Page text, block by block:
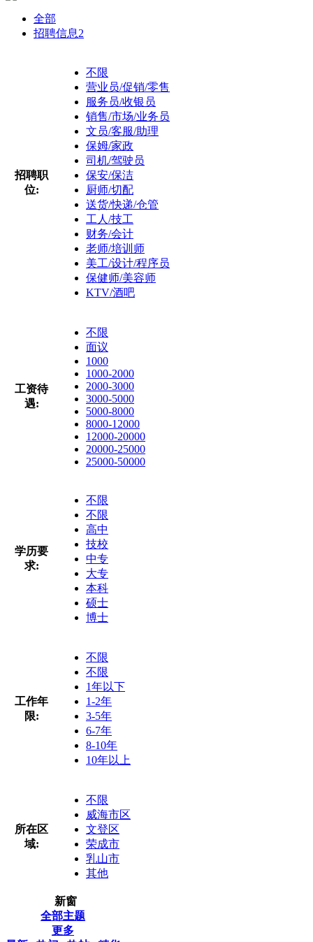
全部
招聘信息2
招聘职
位:
不限
营业员/促销/零售
服务员/收银员
销售/市场/业务员
文员/客服/助理
保姆/家政
司机/驾驶员
保安/保洁
厨师/切配
送货/快递/仓管
工人/技工
财务/会计
老师/培训师
美工/设计/程序员
保健师/美容师
KTV/酒吧
工资待
遇:
不限
面议
1000
1000-2000
2000-3000
3000-5000
5000-8000
8000-12000
12000-20000
20000-25000
25000-50000
学历要
求:
不限
不限
高中
技校
中专
大专
本科
硕士
博士
工作年
限:
不限
不限
1年以下
1-2年
3-5年
6-7年
8-10年
10年以上
所在区
域:
不限
威海市区
文登区
荣成市
乳山市
其他
新窗
全部主题
更多